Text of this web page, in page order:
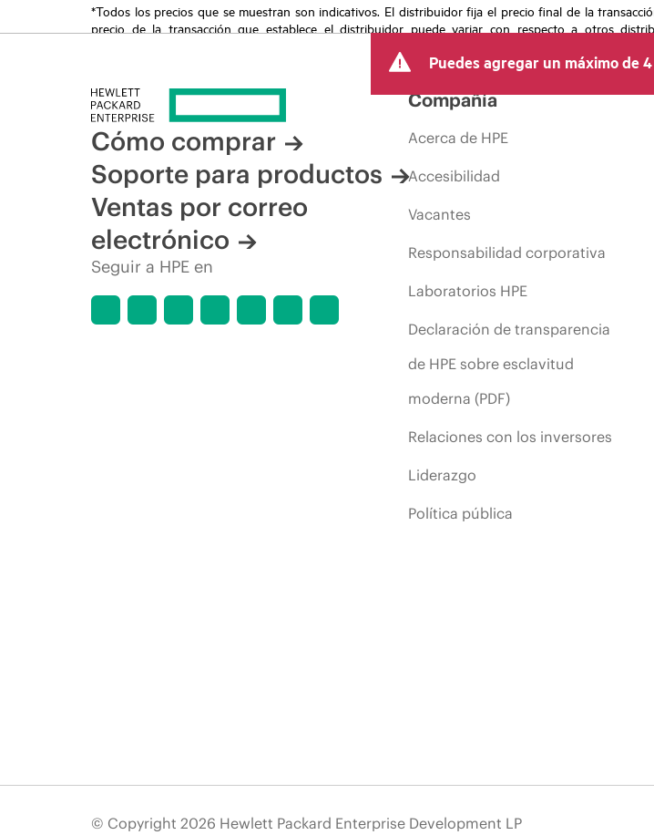
*Todos los precios que se muestran son indicativos. El distribuidor fija el precio final de la
precio de la transacción que establece el distribuidor puede variar con respecto a otros
del mercado, descatalogación de productos, disponibilidad limitada de productos, promociones de
Puedes agregar un máximo de
Cómo comprar
Soporte para productos
Ventas por correo
electrónico
Seguir a HPE en
Compañía
Acerca de HPE
Accesibilidad
Vacantes
Responsabilidad corporativa
Laboratorios HPE
Declaración de transparencia
de HPE sobre esclavitud
moderna (PDF)
Relaciones con los inversores
Liderazgo
Política pública
© Copyright 2026 Hewlett Packard Enterprise Development LP